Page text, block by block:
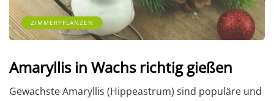
ZIMMERPFLANZEN
Amaryllis in Wachs richtig gießen
Gewachste Amaryllis (Hippeastrum) sind populäre und